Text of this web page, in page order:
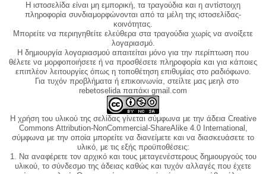
Η ιστοσελίδα είναι μη εμπορική, τα τραγούδια και η αντίστοιχη
πληροφορία συνδιαμορφώνονται από τα μέλη της ιστοσελίδας-
κοινότητας.
Μπορείτε να περιηγηθείτε ελεύθερα στα τραγούδια χωρίς να ανοίξετε
λογαριασμό.
Η δημιουργία λογαριασμού απαιτείται μόνο για την περίπτωση που
θέλετε να μορφοποιήσετε ή να προσθέσετε πληροφορία και για κάποιες
επιπλέον λειτουργίες όπως η τοποθέτηση επιθυμίας στο ραδιόφωνο.
Για τυχόν προβλήματα ή επικοινωνία, στείλτε μας μεηλ στο
rebetoselida παπάκι gmail.com
Η χρήση του υλικού της σελίδας γίνεται σύμφωνα με την άδεια Creative
Commons Attribution-NonCommercial-ShareAlike 4.0 International,
σύμφωνα με την οποία μπορείτε να διανείμετε και να διασκευάσετε το
υλικό, με τις εξής προϋποθέσεις:
1. Να αναφέρετε τον αρχικό και τους μεταγενέστερους δημιουργούς του
υλικού, το σύνδεσμο της άδειας καθώς και τυχόν αλλαγές που έχετε